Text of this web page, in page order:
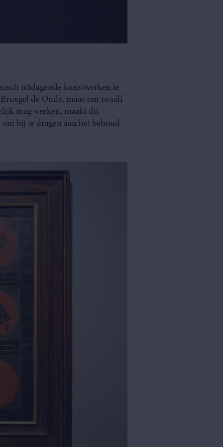
uitdagende kunstwerken te
de Oude, maar om twaalf
mag werken, maakt dit
bij te dragen aan het behoud